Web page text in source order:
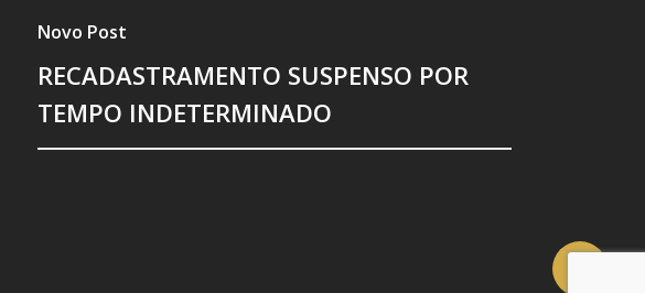
Novo Post
RECADASTRAMENTO SUSPENSO POR
TEMPO INDETERMINADO